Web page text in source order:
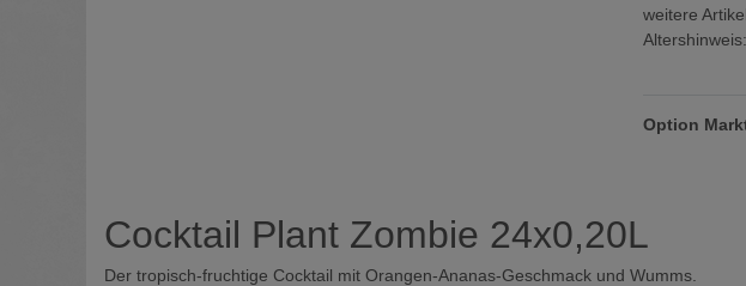
weitere
Altershinweis:
Option
Cocktail Plant Zombie 24x0,20L
Der tropisch-fruchtige Cocktail mit Orangen-Ananas-Geschmack und Wumms.